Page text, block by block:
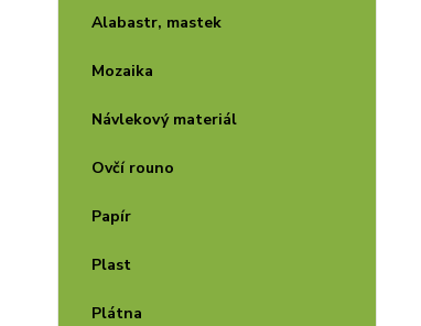
Alabastr, mastek
Mozaika
Návlekový materiál
Ovčí rouno
Papír
Plast
Plátna